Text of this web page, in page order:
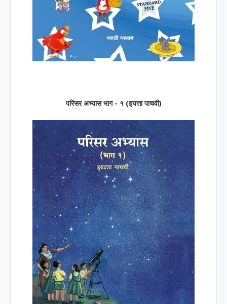
परिसर अभ्यास भाग - १ (इयत्ता पाचवी)